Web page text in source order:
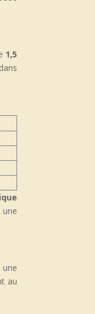
1,5
une
au